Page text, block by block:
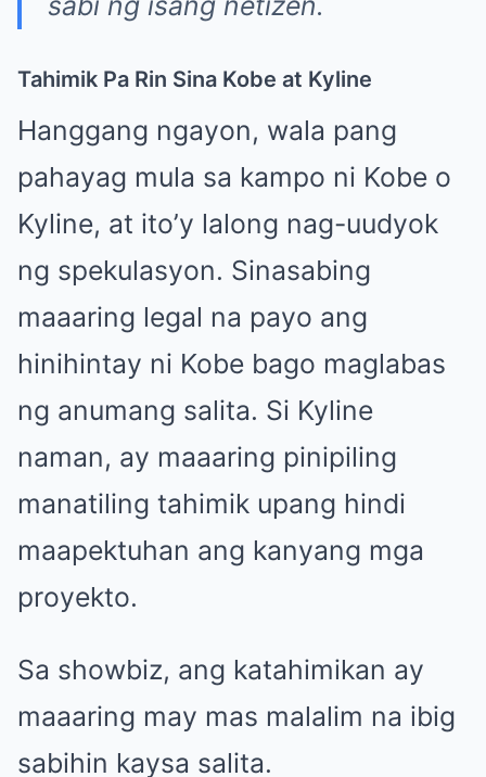
Tahimik Pa Rin Sina Kobe at Kyline
Hanggang ngayon, wala pang
pahayag mula sa kampo ni Kobe o
Kyline, at ito’y lalong nag-uudyok
ng spekulasyon. Sinasabing
maaaring legal na payo ang
hinihintay ni Kobe bago maglabas
ng anumang salita. Si Kyline
naman, ay maaaring pinipiling
manatiling tahimik upang hindi
maapektuhan ang kanyang mga
proyekto.
Sa showbiz, ang katahimikan ay
maaaring may mas malalim na ibig
sabihin kaysa salita.